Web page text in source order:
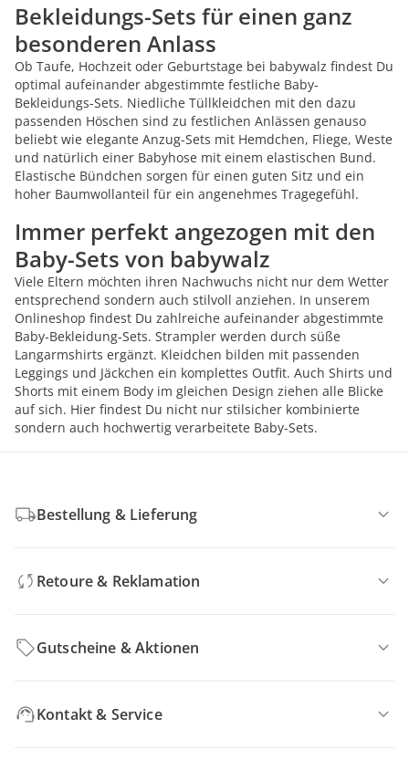
Bekleidungs-Sets für einen ganz
besonderen Anlass
Ob Taufe, Hochzeit oder Geburtstage bei babywalz findest Du
optimal aufeinander abgestimmte festliche Baby-
Bekleidungs-Sets. Niedliche Tüllkleidchen mit den dazu
passenden Höschen sind zu festlichen Anlässen genauso
beliebt wie elegante Anzug-Sets mit Hemdchen, Fliege, Weste
und natürlich einer Babyhose mit einem elastischen Bund.
Elastische Bündchen sorgen für einen guten Sitz und ein
hoher Baumwollanteil für ein angenehmes Tragegefühl.
Immer perfekt angezogen mit den
Baby-Sets von babywalz
Viele Eltern möchten ihren Nachwuchs nicht nur dem Wetter
entsprechend sondern auch stilvoll anziehen. In unserem
Onlineshop findest Du zahlreiche aufeinander abgestimmte
Baby-Bekleidung-Sets. Strampler werden durch süße
Langarmshirts ergänzt. Kleidchen bilden mit passenden
Leggings und Jäckchen ein komplettes Outfit. Auch Shirts und
Shorts mit einem Body im gleichen Design ziehen alle Blicke
auf sich. Hier findest Du nicht nur stilsicher kombinierte
sondern auch hochwertig verarbeitete Baby-Sets.
Bestellung & Lieferung
Retoure & Reklamation
Gutscheine & Aktionen
Kontakt & Service